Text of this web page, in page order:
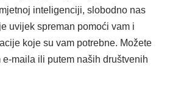
inteligenciji, slobodno nas
uvijek spreman pomoći vam i
koje su vam potrebne. Možete
e-maila ili putem naših društvenih